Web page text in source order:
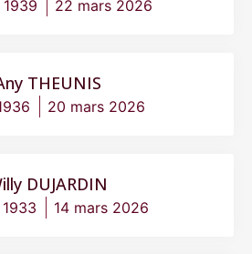
22 mars 2026
THEUNIS
20 mars 2026
DUJARDIN
14 mars 2026